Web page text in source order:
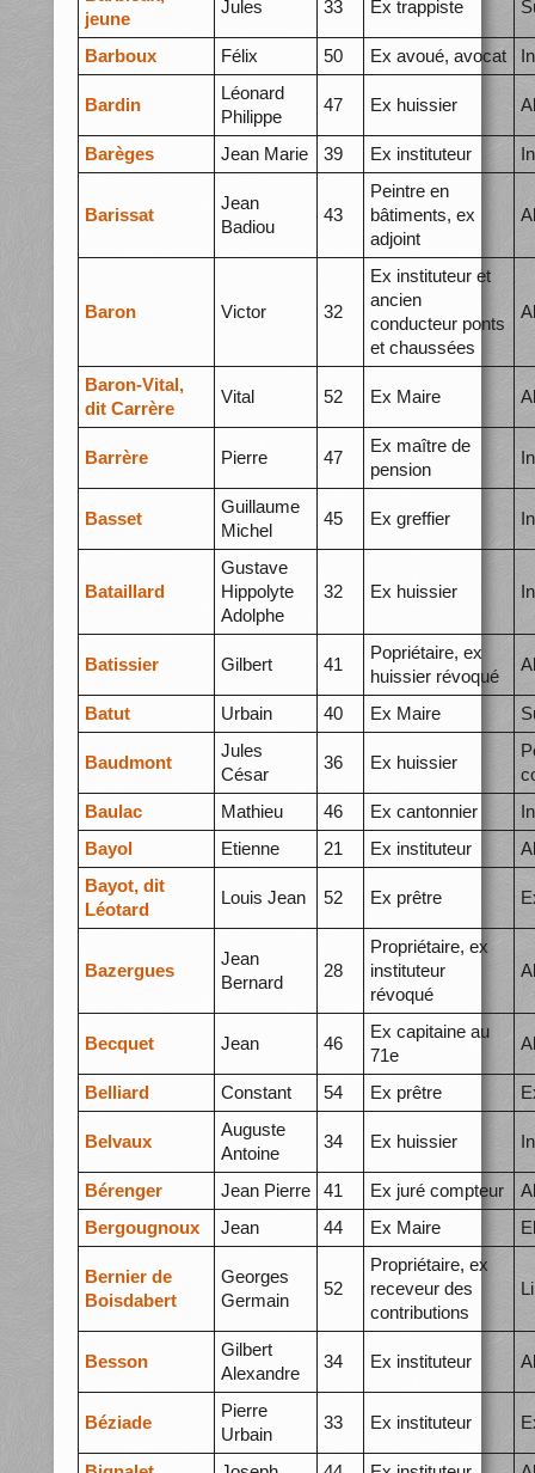
jeune
Jules 33 Ex trappiste
Barboux Félix 50 Ex avoué, avocat
Bardin
Léonard
Philippe
47 Ex huissier
Barèges Jean Marie 39 Ex instituteur
Barissat
Jean
Badiou
43
Peintre en
bâtiments, ex
adjoint
Baron Victor 32
Ex instituteur et
ancien
conducteur ponts
et chaussées
Baron-Vital,
dit Carrère
Vital 52 Ex Maire
Barrère Pierre 47
Ex maître de
pension
Basset
Guillaume
Michel
45 Ex greffier
Bataillard
Gustave
Hippolyte
Adolphe
32 Ex huissier
Batissier Gilbert 41
Popriétaire, ex
huissier révoqué
Batut Urbain 40 Ex Maire
Baudmont
Jules
César
36 Ex huissier
Baulac
Mathieu 46 Ex cantonnier
Bayol
Etienne 21 Ex instituteur
Bayot, dit
Léotard
Louis Jean 52 Ex prêtre
Bazergues
Jean
Bernard
28
Propriétaire, ex
instituteur
révoqué
Becquet Jean 46
Ex capitaine au
71e
Belliard Constant 54 Ex prêtre
Belvaux
Auguste
Antoine
34 Ex huissier
Bérenger Jean Pierre 41 Ex juré compteur
Bergougnoux
Jean 44 Ex Maire
Bernier de
Boisdabert
Georges
Germain
52
Propriétaire, ex
receveur des
contributions
Besson
Gilbert
Alexandre
34 Ex instituteur
Béziade
Pierre
Urbain
33 Ex instituteur